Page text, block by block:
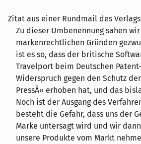
Zitat aus einer Rundmail des
Zu dieser Umbenennung sahen
markenrechtlichen Gründen
ist es so, dass der britische
Travelport beim Deutschen
Widerspruch gegen den Schutz
PressÂ« erhoben hat, und das
Noch ist der Ausgang des
besteht die Gefahr, dass uns der
Marke untersagt wird und wir
unsere Produkte vom Markt